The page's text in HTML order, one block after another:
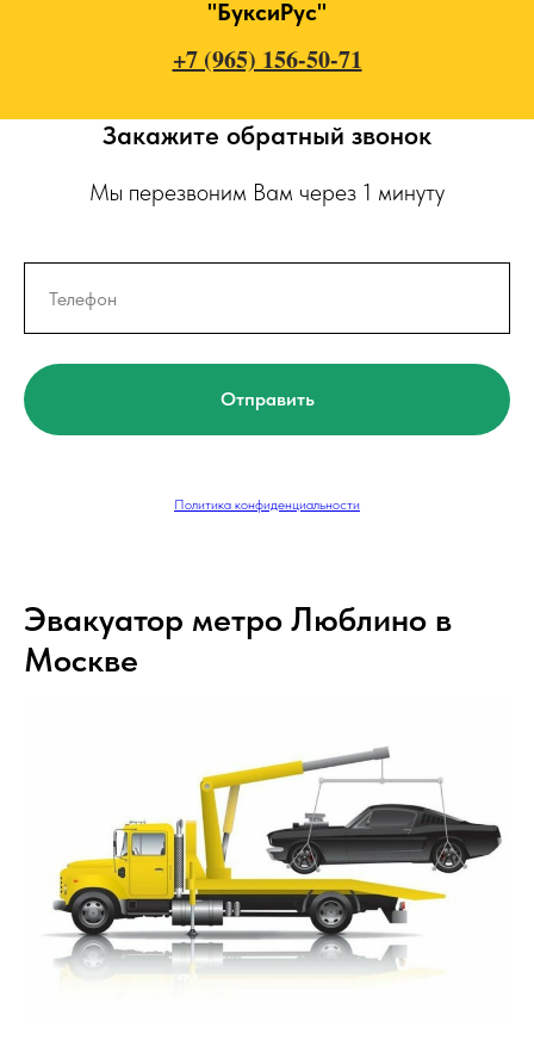
"БуксиРус"
+7 (965) 156-50-71
Закажите обратный звонок
Мы перезвоним Вам через 1 минуту
Отправить
Политика конфиденциальности
Эвакуатор метро Люблино в
Москве